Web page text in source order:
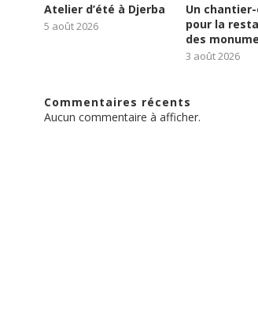
Atelier d’été à Djerba
5 août 2026
Un
pour la
des
3 août 2026
Commentaires récents
Aucun commentaire à afficher.